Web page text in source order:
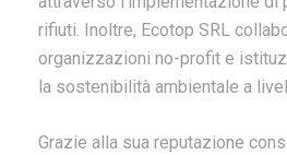
rifiuti. Inoltre, Ecotop SRL
organizzazioni no-profit e
la sostenibilità ambientale a
Grazie alla sua reputazione